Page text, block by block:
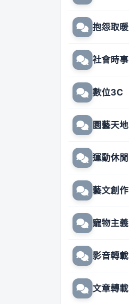
抱怨取暖
社會時事
數位3C
園藝天地
運動休閒
藝文創作
寵物主義
影音轉載
文章轉載